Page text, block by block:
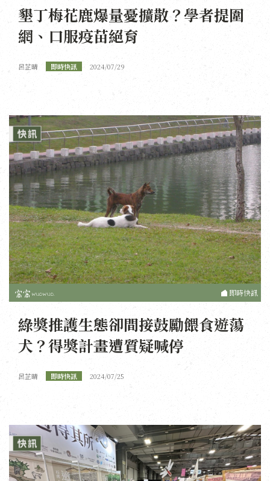
墾丁梅花鹿爆量憂擴散？學者提圍
網、口服疫苗絕育
呂芷晴 即時快訊 2024/07/29
即時快訊
綠獎推護生態卻間接鼓勵餵食遊蕩
犬？得獎計畫遭質疑喊停
呂芷晴 即時快訊 2024/07/25